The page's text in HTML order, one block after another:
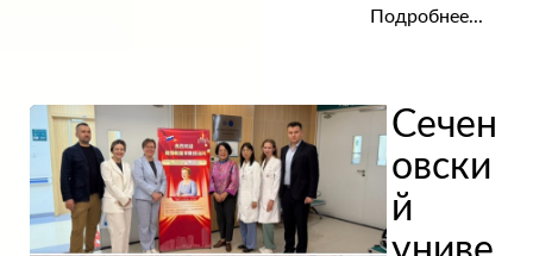
Подробнее...
Сечен
овски
й